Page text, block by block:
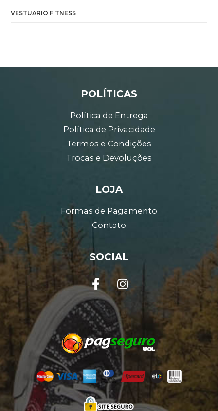
VESTUARIO FITNESS
POLÍTICAS
Política de Entrega
Política de Privacidade
Termos e Condições
Trocas e Devoluções
LOJA
Formas de Pagamento
Contato
SOCIAL